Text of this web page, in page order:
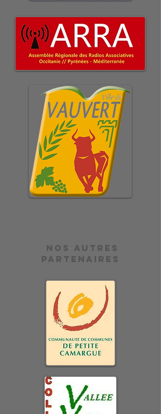
Nos autres
partenaires